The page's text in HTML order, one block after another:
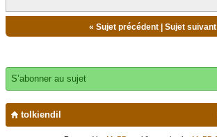
« Sujet précédent| Sujet suivant
S’abonner au sujet
tolkiendil